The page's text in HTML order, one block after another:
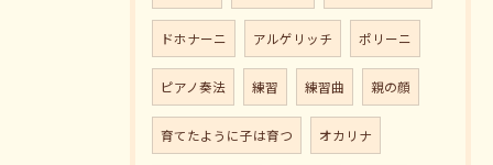
ドホナーニ アルゲリッチ ポリーニ
ピアノ奏法 練習 練習曲 親の顔
育てたように子は育つ オカリナ